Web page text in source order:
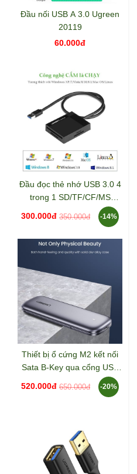
Đầu nối USB A 3.0 Ugreen
20119
60.000đ
Đầu đọc thẻ nhớ USB 3.0 4
trong 1 SD/TF/CF/MS
300.000đ 350.000đ -14%
Thiết bị ổ cứng M2 kết nối
Sata B-Key qua cổng USB
520.000đ 650.000đ -20%